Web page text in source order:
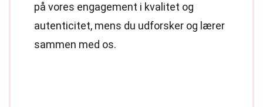
på vores engagement i kvalitet og
autenticitet, mens du udforsker og lærer
sammen med os.